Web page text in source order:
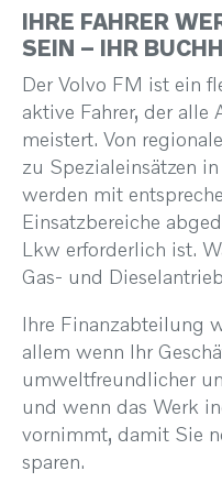
IHRE FAHRER
SEIN – IHR
Der Volvo FM ist ein
aktive Fahrer, der alle
meistert. Von
zu Spezialeinsätzen
werden mit
Einsatzbereiche
Lkw erforderlich ist.
Gas- und
Ihre Finanzabteilung
allem wenn Ihr
umweltfreundlicher
und wenn das Werk
vornimmt, damit Sie
sparen.